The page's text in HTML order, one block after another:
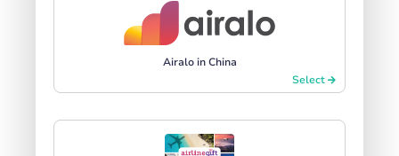
Airalo in China
Select